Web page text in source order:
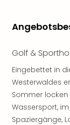
Golf &
Eingebettet in
Westerwaldes
Sommer
Wassersport,
Spaziergänge,